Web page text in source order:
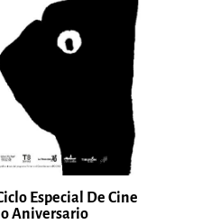
Especial De Cine
Aniversario